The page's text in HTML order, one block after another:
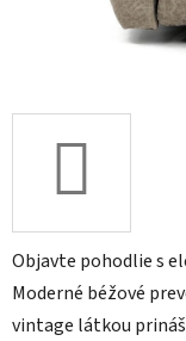
Objavte pohodlie s
Moderné béžové
vintage látkou